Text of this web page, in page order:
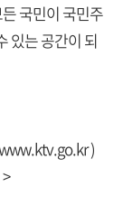
국민이 국민주
있는 공간이 되
)